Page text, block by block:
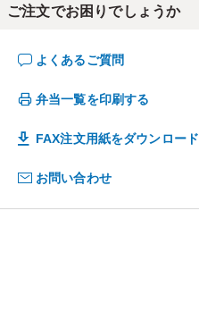
ご注文でお困りでしょうか
よくあるご質問
弁当一覧を印刷する
FAX注文用紙をダウンロード
お問い合わせ